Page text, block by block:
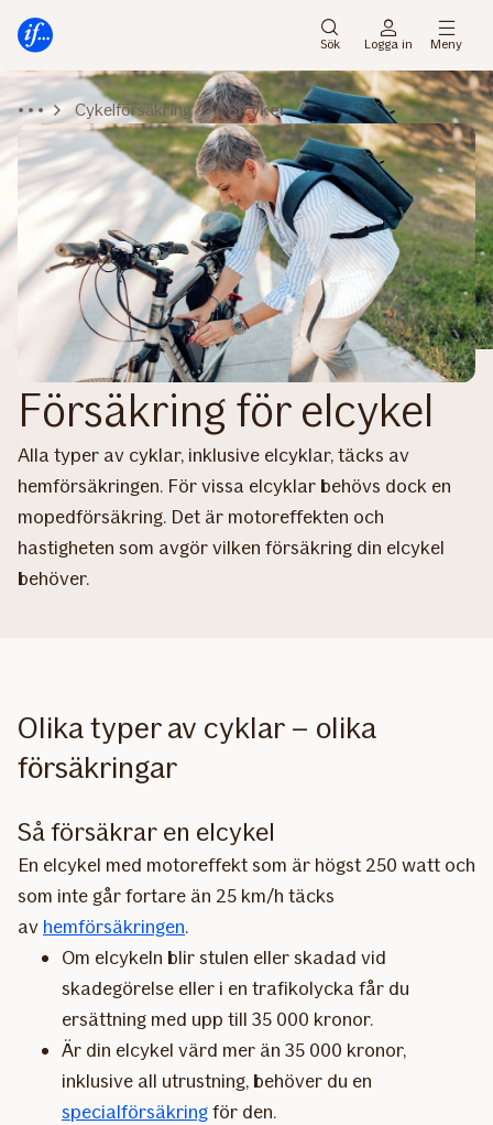
direkt
sidans
huvudmenyn
direkt
sidans
innehåll
Sök Logga in Meny
Cykelförsäkring Elcykel
Försäkring för elcykel
Alla typer av cyklar, inklusive elcyklar, täcks av
hemförsäkringen. För vissa elcyklar behövs dock en
mopedförsäkring. Det är motor­effekten och
hastigheten som avgör vilken försäkring din elcykel
behöver.
Olika typer av cyklar – olika
försäkringar
Så försäkrar en elcykel
En elcykel med motoreffekt som är högst 250 watt och
som inte går fortare än 25 km/h täcks
av hemförsäkringen.
Om elcykeln blir stulen eller skadad vid
skadegörelse eller i en trafikolycka får du
ersättning med upp till 35 000 kronor.
Är din elcykel värd mer än 35 000 kronor,
inklusive all utrustning, behöver du en
specialförsäkringför den.